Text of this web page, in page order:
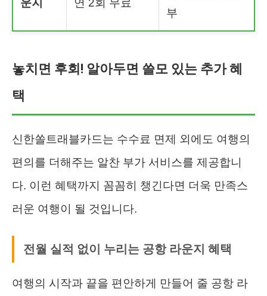
부
놓치면 후회! 알아두면 쓸모 있는 추가 혜
택
신한쏠트래블카드는 수수료 면제 외에도 여행의
편의를 더해주는 알찬 부가 서비스를 제공합니
다. 이런 혜택까지 꼼꼼히 챙긴다면 더욱 만족스
러운 여행이 될 것입니다.
전월 실적 없이 누리는 공항 라운지 혜택
여행의 시작과 끝을 편안하게 만들어 줄 공항 라